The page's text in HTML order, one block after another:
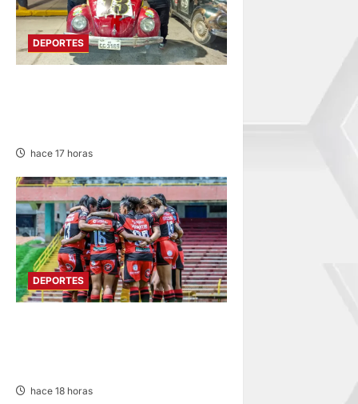
DEPORTES
hace 17 horas
DEPORTES
hace 18 horas